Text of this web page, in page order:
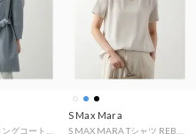
S Max Mara